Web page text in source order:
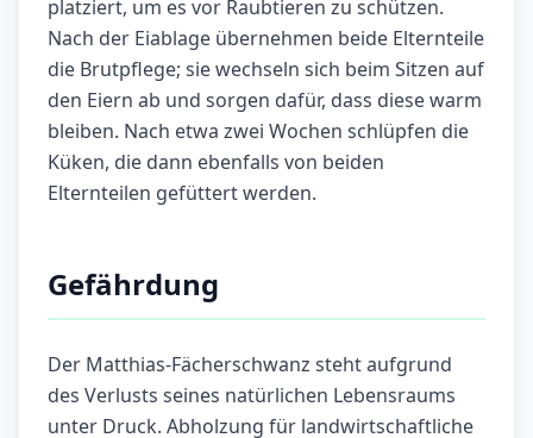
platziert, um es vor Raubtieren zu schützen.
Nach der Eiablage übernehmen beide Elternteile
die Brutpflege; sie wechseln sich beim Sitzen auf
den Eiern ab und sorgen dafür, dass diese warm
bleiben. Nach etwa zwei Wochen schlüpfen die
Küken, die dann ebenfalls von beiden
Elternteilen gefüttert werden.
Gefährdung
Der Matthias-Fächerschwanz steht aufgrund
des Verlusts seines natürlichen Lebensraums
unter Druck. Abholzung für landwirtschaftliche